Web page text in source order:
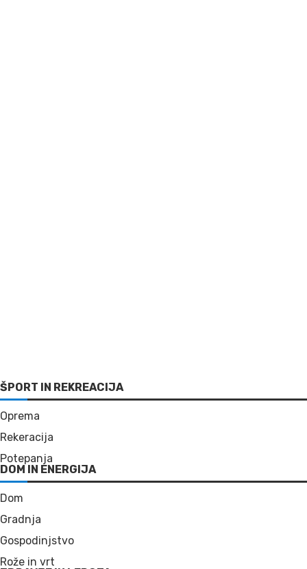
ŠPORT IN REKREACIJA
Oprema
Rekeracija
Potepanja
DOM IN ENERGIJA
Dom
Gradnja
Gospodinjstvo
Rože in vrt